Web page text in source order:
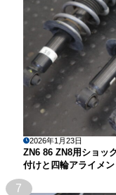
2026年1月23日
ZN6 86 ZN8用ショッ
付けと四輪アライメン
7